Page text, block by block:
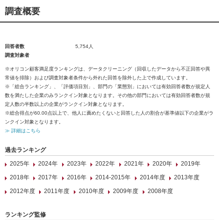
調査概要
回答者数
5,754人
調査対象者
※オリコン顧客満足度ランキングは、データクリーニング（回収したデータから不正回答や異
常値を排除）および調査対象者条件から外れた回答を除外した上で作成しています。
※「総合ランキング」、「評価項目別」、部門の「業態別」においては有効回答者数が規定人
数を満たした企業のみランクイン対象となります。その他の部門においては有効回答者数が規
定人数の半数以上の企業がランクイン対象となります。
※総合得点が60.00点以上で、他人に薦めたくないと回答した人の割合が基準値以下の企業がラ
ンクイン対象となります。
≫ 詳細はこちら
過去ランキング
2025年
2024年 2023年 2022年 2021年 2020年
2019年
2018年
2017年 2016年 2014-2015年 2014年度
2013年度
2012年度
2011年度 2010年度 2009年度 2008年度
ランキング監修